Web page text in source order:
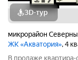
3D-тур
микрорайон
ЖК «Акватория», 4
В продаже